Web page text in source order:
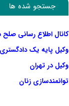
جستجو شده ها
کانال اطلاع رسانی صلح
وکیل پایه یک دادگستری
وکیل در تهران
توانمندسازی زنان